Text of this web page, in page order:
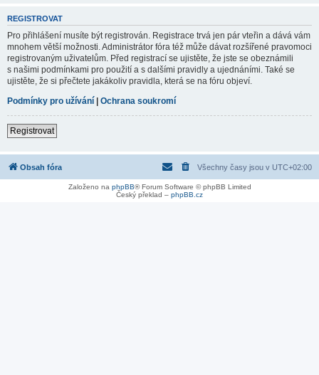
REGISTROVAT
Pro přihlášení musíte být registrován. Registrace trvá jen pár vteřin a dává vám
mnohem větší možnosti. Administrátor fóra též může dávat rozšířené pravomoci
registrovaným uživatelům. Před registrací se ujistěte, že jste se obeznámili
s našimi podmínkami pro použití a s dalšími pravidly a ujednáními. Také se
ujistěte, že si přečtete jakákoliv pravidla, která se na fóru objeví.
Podmínky pro užívání | Ochrana soukromí
Registrovat
Obsah fóra Všechny časy jsou v UTC+02:00
Založeno na phpBB® Forum Software © phpBB Limited
Český překlad – phpBB.cz